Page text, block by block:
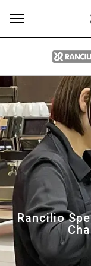
Rancilio
Todos
Our brands
Group